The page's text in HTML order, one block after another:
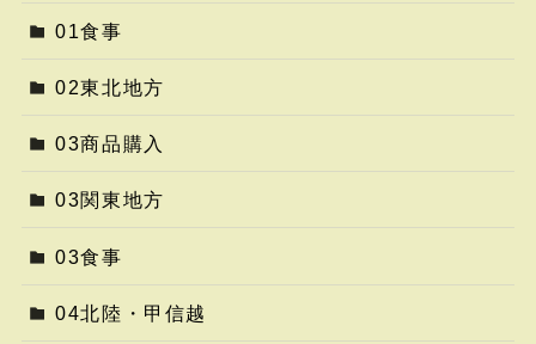
01食事
02東北地方
03商品購入
03関東地方
03食事
04北陸・甲信越